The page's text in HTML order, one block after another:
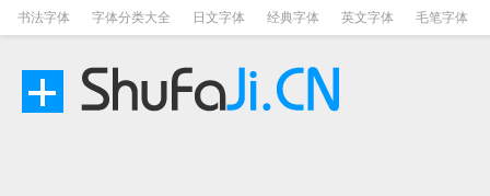
书法字体 字体分类大全 日文字体 经典字体 英文字体 毛笔字体